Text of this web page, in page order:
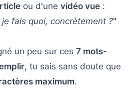
ou d'une vidéo vue :
fais quoi, concrètement ?"
un peu sur ces 7 mots-
, tu sais sans doute que
maximum.